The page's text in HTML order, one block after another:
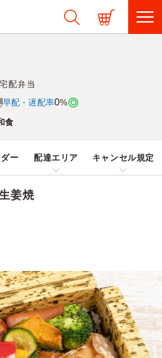
配弁当
早配・遅配率0%
食
ー 配達エリア キャンセル規定
姜焼